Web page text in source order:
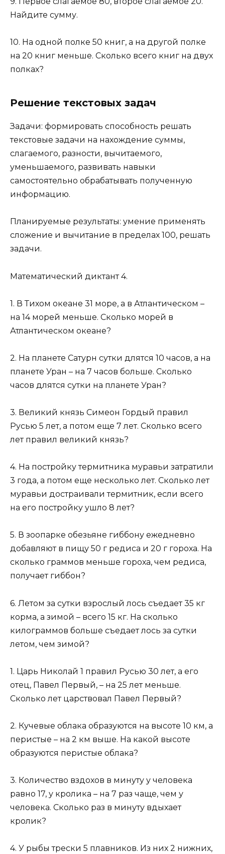
Найдите сумму.
10. На одной полке 50 книг, а на другой полке
на 20 книг меньше. Сколько всего книг на двух
полках?
Решение текстовых задач
Задачи: формировать способность решать
текстовые задачи на нахождение суммы,
слагаемого, разности, вычитаемого,
уменьшаемого, развивать навыки
самостоятельно обрабатывать полученную
информацию.
Планируемые результаты: умение применять
сложение и вычитание в пределах 100, решать
задачи.
Математический диктант 4.
1. В Тихом океане 31 море, а в Атлантическом –
на 14 морей меньше. Сколько морей в
Атлантическом океане?
2. На планете Сатурн сутки длятся 10 часов, а на
планете Уран – на 7 часов больше. Сколько
часов длятся сутки на планете Уран?
3. Великий князь Симеон Гордый правил
Русью 5 лет, а потом еще 7 лет. Сколько всего
лет правил великий князь?
4. На постройку термитника муравьи затратили
3 года, а потом еще несколько лет. Сколько лет
муравьи достраивали термитник, если всего
на его постройку ушло 8 лет?
5. В зоопарке обезьяне гиббону ежедневно
добавляют в пищу 50 г редиса и 20 г гороха. На
сколько граммов меньше гороха, чем редиса,
получает гиббон?
6. Летом за сутки взрослый лось съедает 35 кг
корма, а зимой – всего 15 кг. На сколько
килограммов больше съедает лось за сутки
летом, чем зимой?
1. Царь Николай 1 правил Русью 30 лет, а его
отец, Павел Первый, – на 25 лет меньше.
Сколько лет царствовал Павел Первый?
2. Кучевые облака образуются на высоте 10 км, а
перистые – на 2 км выше. На какой высоте
образуются перистые облака?
3. Количество вздохов в минуту у человека
равно 17, у кролика – на 7 раз чаще, чем у
человека. Сколько раз в минуту вдыхает
кролик?
4. У рыбы трески 5 плавников. Из них 2 нижних,